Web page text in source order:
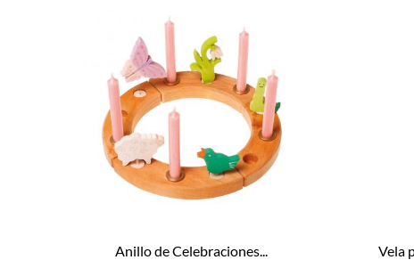
Anillo de Celebraciones... Vela